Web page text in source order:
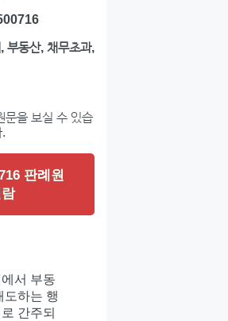
부동산, 채무초과,
문을 보실 수 있습
판례원
서 부동
도하는 행
간주되